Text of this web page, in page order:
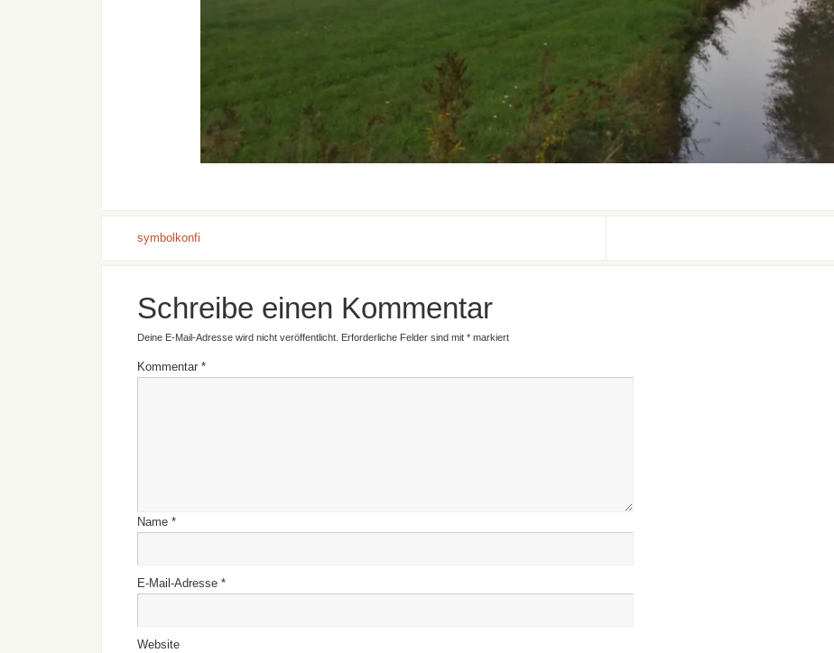
symbolkonfi
Schreibe einen Kommentar
Deine E-Mail-Adresse wird nicht veröffentlicht. Erforderliche Felder sind mit * markiert
Kommentar *
Name *
E-Mail-Adresse *
Website